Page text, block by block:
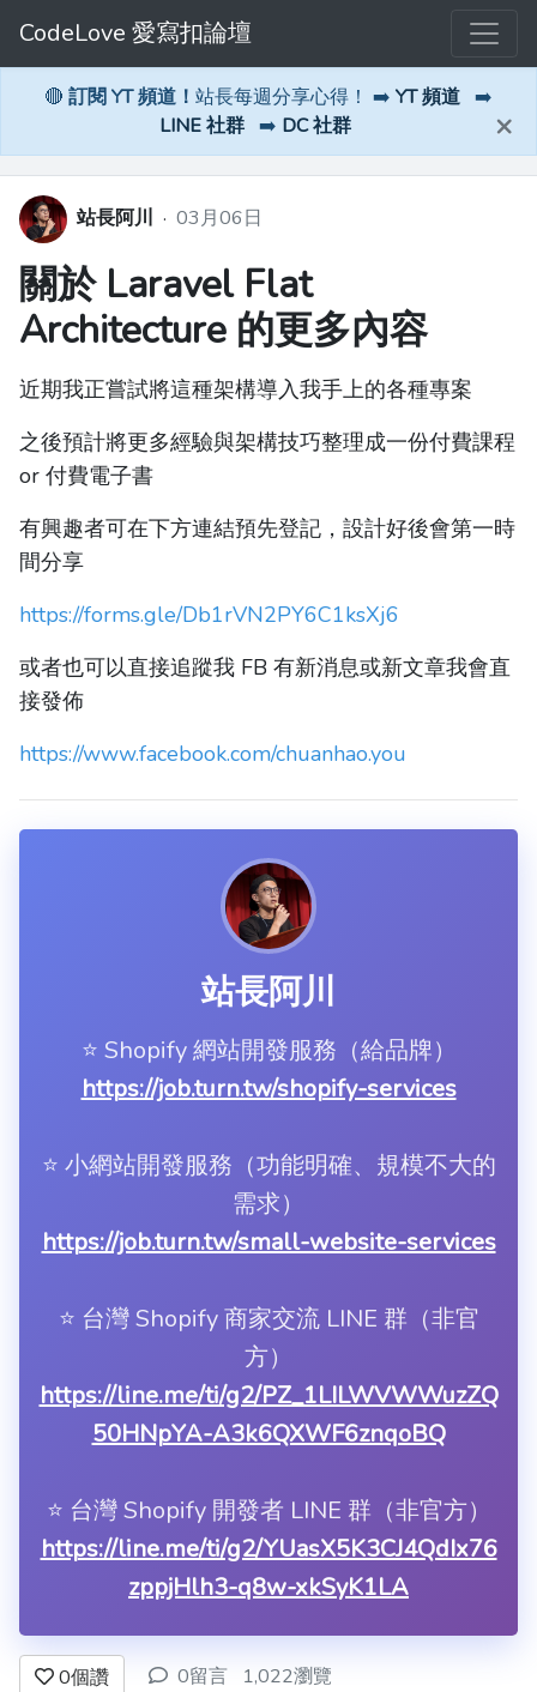
CodeLove 愛寫扣論壇
🔴 訂閱 YT 頻道！ 站長每週分享心得！ ➡️ YT 頻道 ➡️
LINE 社群 ➡️ DC 社群 ×
站長阿川 · 03月06日
關於 Laravel Flat
Architecture 的更多內容
近期我正嘗試將這種架構導入我手上的各種專案
之後預計將更多經驗與架構技巧整理成一份付費課程
or 付費電子書
有興趣者可在下方連結預先登記，設計好後會第一時
間分享
https://forms.gle/Db1rVN2PY6C1ksXj6
或者也可以直接追蹤我 FB 有新消息或新文章我會直
接發佈
https://www.facebook.com/chuanhao.you
站長阿川
⭐️ Shopify 網站開發服務（給品牌）
https://job.turn.tw/shopify-services
⭐️ 小網站開發服務（功能明確、規模不大的
需求）
https://job.turn.tw/small-website-services
⭐️ 台灣 Shopify 商家交流 LINE 群（非官
方）
https://line.me/ti/g2/PZ_1LILWVWWuzZQ
50HNpYA-A3k6QXWF6znqoBQ
⭐️ 台灣 Shopify 開發者 LINE 群（非官方）
https://line.me/ti/g2/YUasX5K3CJ4QdIx76
zppjHlh3-q8w-xkSyK1LA
0個讚 0留言 1,022瀏覽